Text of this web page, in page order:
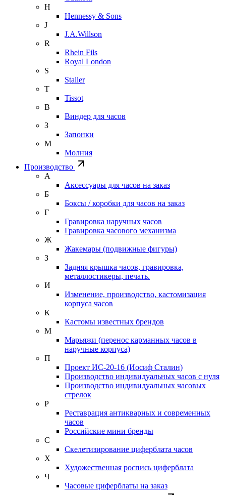
H
Hennessy & Sons
J
J.A.Willson
R
Rhein Fils
Royal London
S
Stailer
T
Tissot
В
Виндер для часов
З
Запонки
М
Молния
Производство
А
Аксессуары для часов на заказ
Б
Боксы / коробки для часов на заказ
Г
Гравировка наручных часов
Гравировка часового механизма
Ж
Жакемары (подвижные фигуры)
З
Задняя крышка часов, гравировка,
металлостикеры, печать.
И
Изменение, производство, кастомизация
корпуса часов
К
Кастомы известных брендов
М
Марьяжи (перенос карманных часов в
наручные корпуса)
П
Проект ИС-20-16 (Иосиф Сталин)
Производство индивидуальных часов с нуля
Производство индивидуальных часовых
стрелок
Р
Реставрация антикварных и современных
часов
Российские мини бренды
С
Скелетизирование циферблата часов
Х
Художественная роспись циферблата
Ч
Часовые циферблаты на заказ